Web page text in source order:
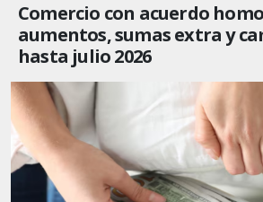
Comercio con acuerdo
aumentos, sumas extra y
hasta julio 2026